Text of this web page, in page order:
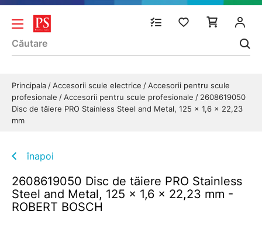
Principala Accesorii scule electrice
Accesorii pentru scule
profesionale
Accesorii pentru scule profesionale
2608619050
Disc de tăiere PRO Stainless Steel and Metal, 125 x 1,6 x 22,23
mm
înapoi
2608619050 Disc de tăiere PRO Stainless
Steel and Metal, 125 x 1,6 x 22,23 mm -
ROBERT BOSCH